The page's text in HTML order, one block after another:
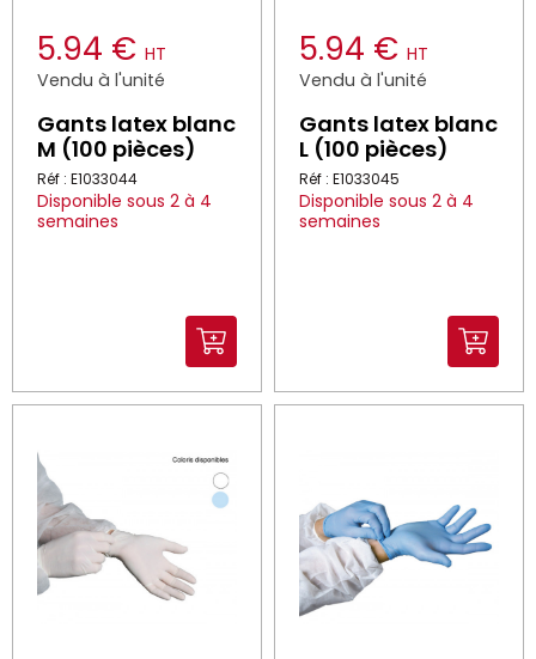
5.94 € HT
Vendu à l'unité
Gants latex blanc
M (100 pièces)
Réf : E1033044
Disponible sous 2 à 4
semaines
5.94 € HT
Vendu à l'unité
Gants latex blanc
L (100 pièces)
Réf : E1033045
Disponible sous 2 à 4
semaines